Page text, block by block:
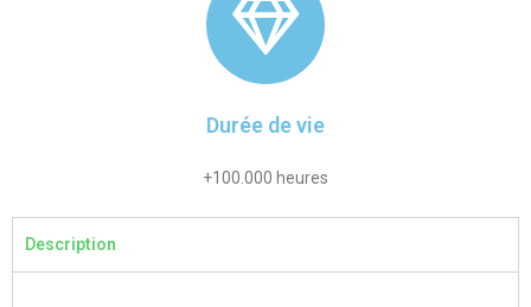
Durée de vie
+100.000 heures
Description